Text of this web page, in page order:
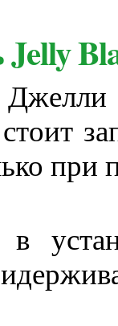
Jelly
при
в